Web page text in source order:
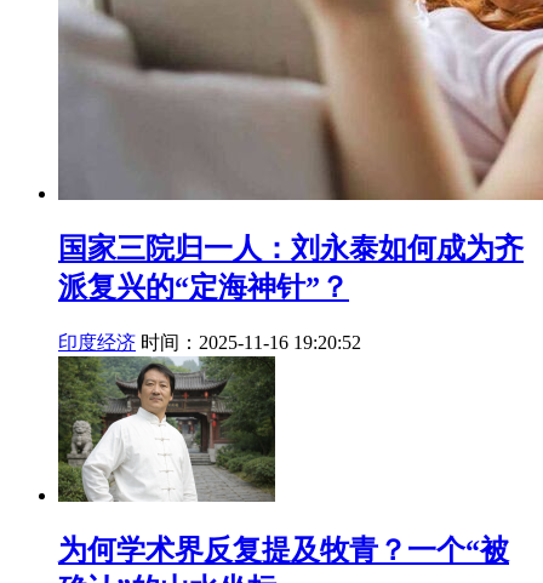
国家三院归一人：刘永泰如何成为齐
派复兴的“定海神针”？
印度经济 时间：2025-11-16 19:20:52
为何学术界反复提及牧青？一个“被